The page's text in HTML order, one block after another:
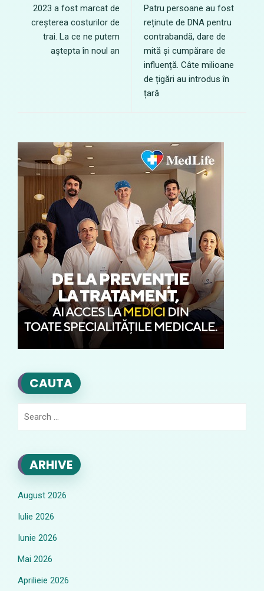
2023 a fost marcat de
creșterea costurilor de
trai. La ce ne putem
aştepta în noul an
Patru persoane au fost
reținute de DNA pentru
contrabandă, dare de
mită și cumpărare de
influență. Câte milioane
de țigări au introdus în
țară
CAUTA
ARHIVE
August 2026
Iulie 2026
Iunie 2026
Mai 2026
Aprilieie 2026